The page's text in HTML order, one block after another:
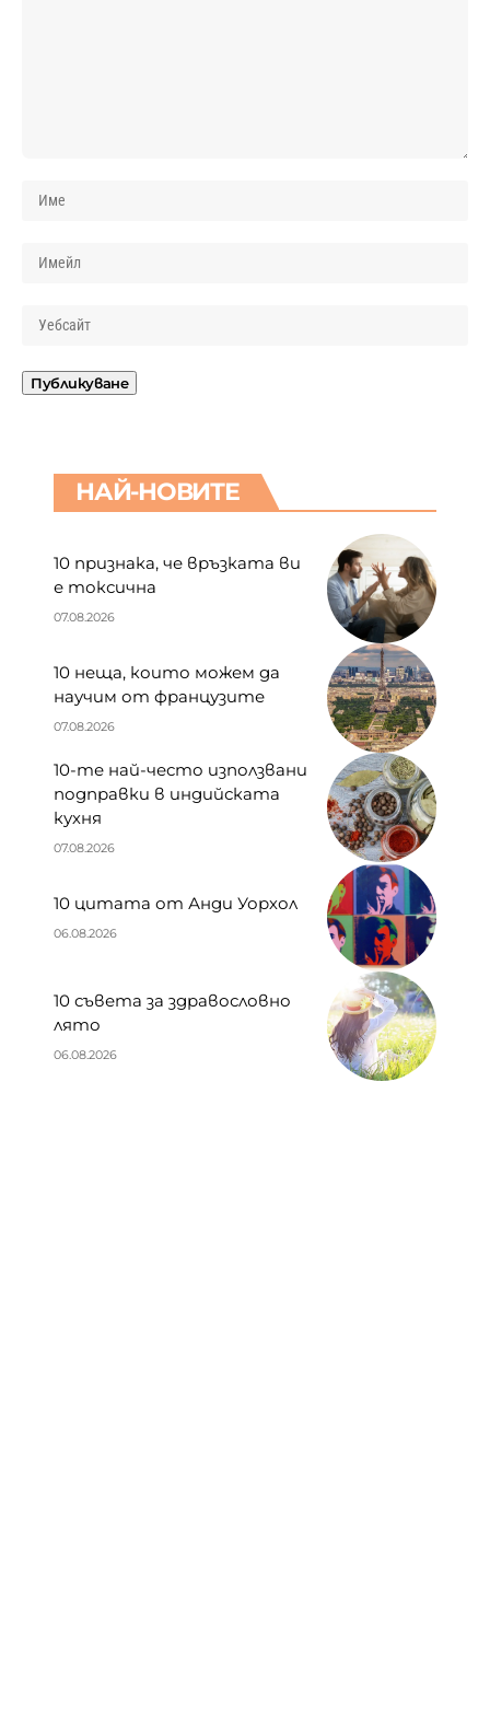
НАЙ-НОВИТЕ
10 признака, че връзката ви
е токсична
07.08.2026
10 неща, които можем да
научим от французите
07.08.2026
10-те най-често използвани
подправки в индийската
кухня
07.08.2026
10 цитата от Анди Уорхол
06.08.2026
10 съвета за здравословно
лято
06.08.2026